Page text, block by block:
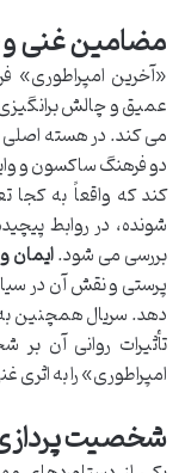
مضامین غنی و
«آخرین امپراطوری»
عمیق و چالش برانگیزی
می کند. در هسته
دو فرهنگ ساکسون و
کند که واقعاً به کجا
شونده، در روابط
بررسی می شود.
پرستی و نقش آن در
دهد. سریال همچنین
تأثیرات روانی آن
امپراطوری» را به اثری
شخصیت